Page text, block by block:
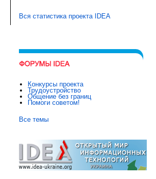
Вся статистика проекта IDEA
Конкурсы проекта
Трудоустройство
Общение без границ
Помоги советом!
Все темы